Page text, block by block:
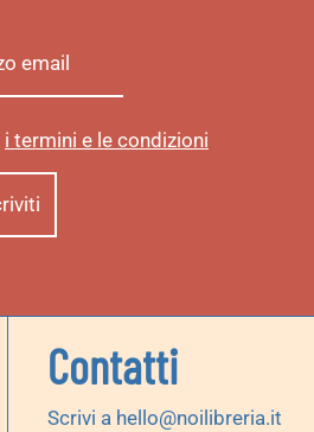
i termini e le condizioni
Contatti
Scrivi a hello@noilibreria.it